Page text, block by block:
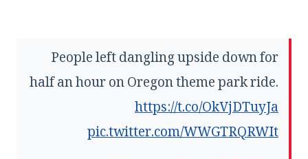
People left dangling upside down for
half an hour on Oregon theme park ride.
https://t.co/OkVjDTuyJa
pic.twitter.com/WWGTRQRWIt